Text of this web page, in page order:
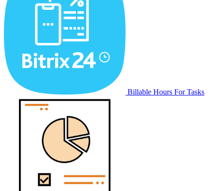
Billable Hours For Tasks